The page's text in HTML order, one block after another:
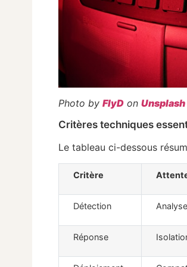
Photo byFlyD onUnsplash
Critères techniques
Le tableau ci-dessous
Critère
Détection
Réponse